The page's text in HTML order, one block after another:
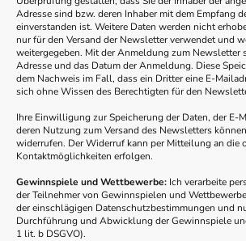
Adresse sind bzw. deren Inhaber mit dem Empfang
einverstanden ist. Weitere Daten werden nicht
nur für den Versand der Newsletter verwendet und
weitergegeben. Mit der Anmeldung zum Newsletter
Adresse und das Datum der Anmeldung. Diese
dem Nachweis im Fall, dass ein Dritter eine E-
sich ohne Wissen des Berechtigten für den
Ihre Einwilligung zur Speicherung der Daten, der E-
deren Nutzung zum Versand des Newsletters
widerrufen. Der Widerruf kann per Mitteilung an die
Kontaktmöglichkeiten erfolgen.
Gewinnspiele und Wettbewerbe: Ich verarbeite
der Teilnehmer von Gewinnspielen und
der einschlägigen Datenschutzbestimmungen und
Durchführung und Abwicklung der Gewinnspiele
1 lit. b DSGVO).